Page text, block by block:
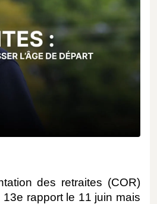
des retraites (COR)
rapport le 11 juin mais